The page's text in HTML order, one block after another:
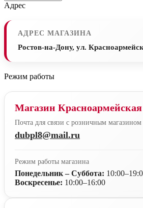
Адрес
АДРЕС МАГАЗИНА
Ростов-на-Дону, ул.
Режим работы
Магазин Красноармейская
Почта для связи с розничным магазином
dubpl8@mail.ru
Режим работы магазина
Понедельник – Суббота:
Воскресенье: 10:00–16:00